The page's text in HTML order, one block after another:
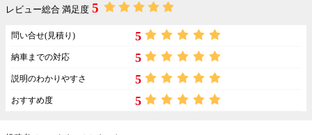
レビュー総合 満足度 5
問い合せ(見積り) 5
納車までの対応 5
説明のわかりやすさ 5
おすすめ度 5